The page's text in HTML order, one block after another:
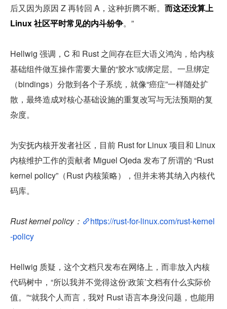
后又因为原因 Z 再转回 A，这种折腾不断。 而这还没算上
Linux 社区平时常见的内斗纷争。”
Hellwig 强调，C 和 Rust 之间存在巨大语义鸿沟，给内核
基础组件做互操作需要大量的“胶水”或绑定层。一旦绑定
（bindings）分散到各个子系统，就像“癌症”一样随处扩
散，最终造成对核心基础设施的重复改写与无法预期的复
杂度。
为安抚内核开发者社区，目前 Rust for Linux 项目和 Linux
内核维护工作的贡献者 Miguel Ojeda 发布了所谓的 “Rust
kernel policy”（Rust 内核策略），但并未将其纳入内核代
码库。
Rust kernel policy：
https://rust-for-linux.com/rust-kernel
-policy
Hellwig 质疑，这个文档只发布在网络上，而非放入内核
代码树中，“所以我并不觉得这份‘政策’文档有什么实际价
值。”“就我个人而言，我对 Rust 语言本身没问题，也能用